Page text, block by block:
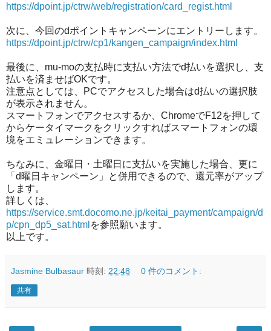
https://dpoint.jp/ctrw/web/registration/card_regist.html
次に、今回のdポイントキャンペーンにエントリーします。
https://dpoint.jp/ctrw/cp1/kangen_campaign/index.html
最後に、mu-moの支払時に支払い方法でd払いを選択し、支
払いを済ませばOKです。
注意点としては、PCでアクセスした場合はd払いの選択肢
が表示されません。
スマートフォンでアクセスするか、ChromeでF12を押して
からケータイマークをクリックすればスマートフォンの環
境をエミュレーションできます。
ちなみに、金曜日・土曜日に支払いを実施した場合、更に
「d曜日キャンペーン」と併用できるので、還元率がアップ
します。
詳しくは、
https://service.smt.docomo.ne.jp/keitai_payment/campaign/d
p/cpn_dp5_sat.html を参照願います。
以上です。
Jasmine Bulbasaur 時刻: 22:48 0 件のコメント:
共有